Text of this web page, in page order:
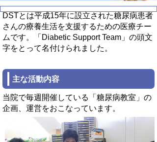
DSTとは平成15年に設立された糖尿病患者
さんの療養生活を支援するための医療チー
ムです。「Diabetic Support Team」の頭文
字をとって名付けられました。
主な活動内容
当院で毎週開催している「糖尿病教室」の
企画、運営をおこなっています。